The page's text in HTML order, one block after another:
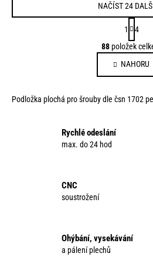
O
v
l
á
a
p
NAČÍST 24
r
á
o
1
4
88položek
NAHORU
Podložka plochá pro šrouby dle čsn 1702
Rychlé odeslání
max. do 24 hod
CNC
soustrožení
Ohýbání, vysekávání
a pálení plechů